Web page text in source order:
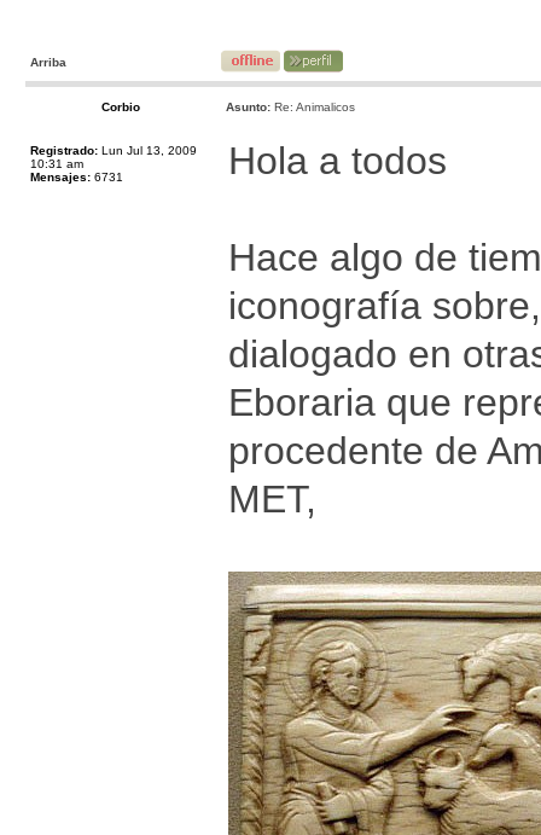
Arriba
Corbio Asunto: Re: Animalicos
Registrado: Lun Jul 13, 2009
10:31 am
Mensajes: 6731 Hola a todos
Hace algo de
iconografía
dialogado en
Eboraria que
procedente de
MET,